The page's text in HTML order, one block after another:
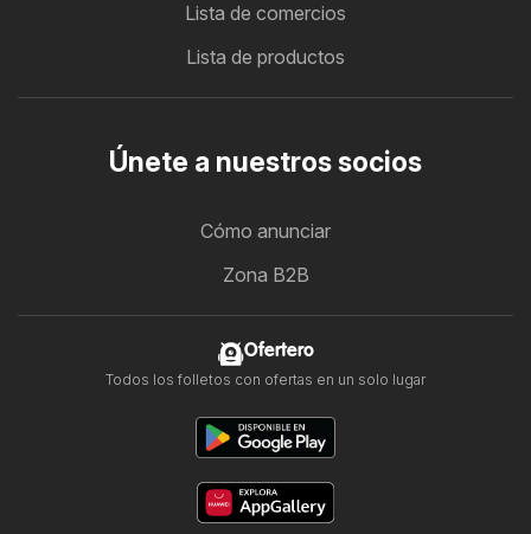
Lista de comercios
Lista de productos
Únete a nuestros socios
Cómo anunciar
Zona B2B
Ofertero
Todos los folletos con ofertas en un solo lugar